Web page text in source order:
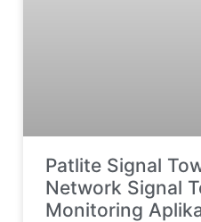
Patlite Signal
Network Signal
Monitoring